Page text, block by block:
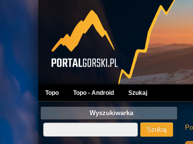
Topo Topo - Android Szukaj
Wyszukiwarka